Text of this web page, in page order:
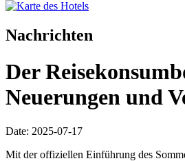
Nachrichten
Der
Neuerungen und
Date: 2025-07-17
Mit der offiziellen Einführung des